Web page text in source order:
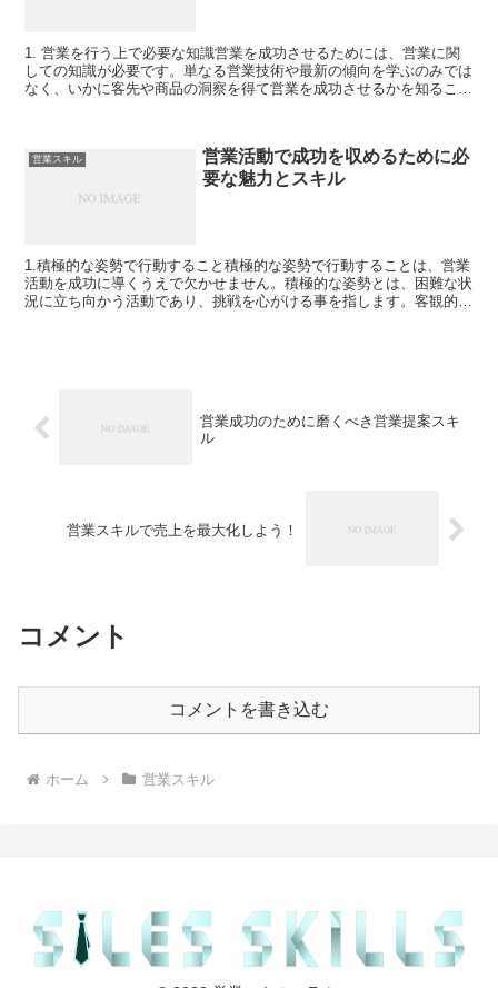
1. 営業を行う上で必要な知識営業を成功させるためには、営業に関
しての知識が必要です。単なる営業技術や最新の傾向を学ぶのみでは
なく、いかに客先や商品の洞察を得て営業を成功させるかを知ること
営業スキル
営業活動で成功を収めるために必
要な魅力とスキル
1.積極的な姿勢で行動すること積極的な姿勢で行動することは、営業
活動を成功に導くうえで欠かせません。積極的な姿勢とは、困難な状
況に立ち向かう活動であり、挑戦を心がける事を指します。客観的に
営業成功のために磨くべき営業提案スキ
ル
営業スキルで売上を最大化しよう！
コメント
コメントを書き込む
ホーム 営業スキル